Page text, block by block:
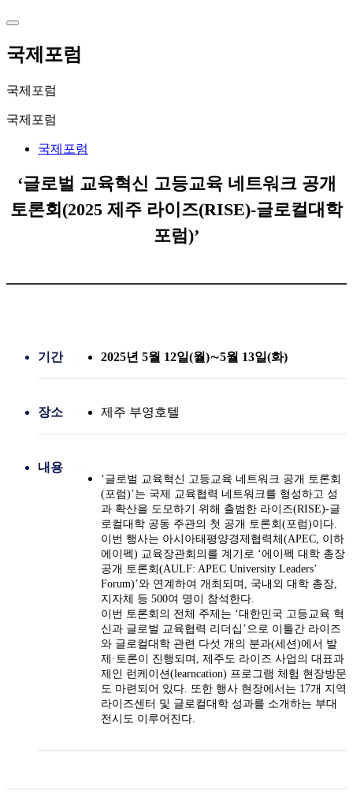
국제포럼
국제포럼
국제포럼
국제포럼
‘글로벌 교육혁신 고등교육 네트워크 공개
토론회(2025 제주 라이즈(RISE)-글로컬대학
포럼)’
기간 2025년 5월 12일(월)∼5월 13일(화)
장소 제주 부영호텔
내용
‘글로벌 교육혁신 고등교육 네트워크 공개 토론회
(포럼)’는 국제 교육협력 네트워크를 형성하고 성
과 확산을 도모하기 위해 출범한 라이즈(RISE)-글
로컬대학 공동 주관의 첫 공개 토론회(포럼)이다.
이번 행사는 아시아태평양경제협력체(APEC, 이하
에이펙) 교육장관회의를 계기로 ‘에이펙 대학 총장
공개 토론회(AULF: APEC University Leaders’
Forum)’와 연계하여 개최되며, 국내외 대학 총장,
지자체 등 500여 명이 참석한다.
이번 토론회의 전체 주제는 ‘대한민국 고등교육 혁
신과 글로벌 교육협력 리더십’으로 이틀간 라이즈
와 글로컬대학 관련 다섯 개의 분과(세션)에서 발
제·토론이 진행되며, 제주도 라이즈 사업의 대표과
제인 런케이션(learncation) 프로그램 체험 현장방문
도 마련되어 있다. 또한 행사 현장에서는 17개 지역
라이즈센터 및 글로컬대학 성과를 소개하는 부대
전시도 이루어진다.